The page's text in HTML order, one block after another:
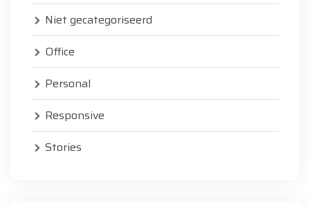
Niet gecategoriseerd
Office
Personal
Responsive
Stories